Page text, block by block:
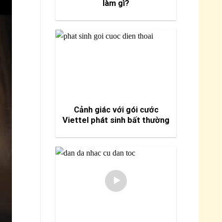
làm gì?
Cảnh giác với gói cước
Viettel phát sinh bất thường